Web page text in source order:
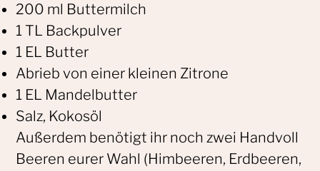
200 ml Buttermilch
1 TL Backpulver
1 EL Butter
Abrieb von einer kleinen Zitrone
1 EL Mandelbutter
Salz, Kokosöl
Außerdem benötigt ihr noch zwei Handvoll
Beeren eurer Wahl (Himbeeren, Erdbeeren,